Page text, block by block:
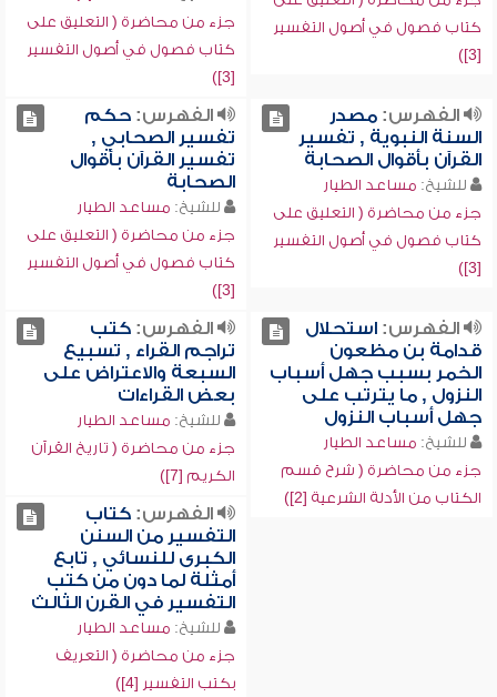
كتاب فصول في أصول التفسير
[3])
جزء من محاضرة ( التعليق على
كتاب فصول في أصول التفسير
[3])
الفهرس:مصدر
السنة النبوية , تفسير
القرآن بأقوال الصحابة
للشيخ: مساعد الطيار
جزء من محاضرة ( التعليق على
كتاب فصول في أصول التفسير
[3])
الفهرس:حكم
تفسير الصحابي ,
تفسير القرآن بأقوال
الصحابة
للشيخ: مساعد الطيار
جزء من محاضرة ( التعليق على
كتاب فصول في أصول التفسير
[3])
الفهرس:استحلال
قدامة بن مظعون
الخمر بسبب جهل أسباب
النزول , ما يترتب على
جهل أسباب النزول
للشيخ: مساعد الطيار
جزء من محاضرة ( شرح قسم
الكتاب من الأدلة الشرعية [2])
الفهرس:كتب
تراجم القراء , تسبيع
السبعة والاعتراض على
بعض القراءات
للشيخ: مساعد الطيار
جزء من محاضرة ( تاريخ القرآن
الكريم [7])
الفهرس:كتاب
التفسير من السنن
الكبرى للنسائي , تابع
أمثلة لما دون من كتب
التفسير في القرن الثالث
للشيخ: مساعد الطيار
جزء من محاضرة ( التعريف
بكتب التفسير [4])